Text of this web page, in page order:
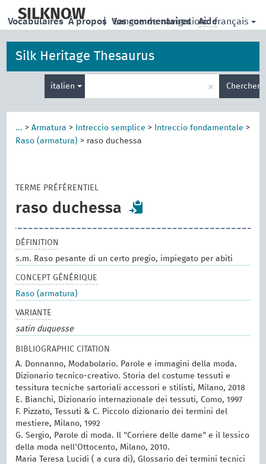
main
SILKNOW | Langue de navigation: français
Vocabulaires À propos Vos commentaires Aide
Silk Heritage Thesaurus
italien
de
recherche
× Chercher
... >Armatura > Intreccio semplice > Intreccio fondamentale >
Raso (armatura) > raso duchessa
TERME PRÉFÉRENTIEL
raso duchessa
DÉFINITION
s.m. Raso pesante di un certo pregio, impiegato per abiti
CONCEPT GÉNÉRIQUE
Raso (armatura)
VARIANTE
satin duquesse
BIBLIOGRAPHIC CITATION
A. Donnanno, Modabolario. Parole e immagini della moda.
Dizionario tecnico-creativo. Storia del costume tessuti e
tessitura tecniche sartoriali accessori e stilisti, Milano, 2018
E. Bianchi, Dizionario internazionale dei tessuti, Como, 1997
F. Pizzato, Tessuti & C. Piccolo dizionario dei termini del
mestiere, Milano, 1992
G. Sergio, Parole di moda. Il "Corriere delle dame" e il lessico
della moda nell'Ottocento, Milano, 2010.
Maria Teresa Lucidi ( a cura di), Glossario dei termini tecnici